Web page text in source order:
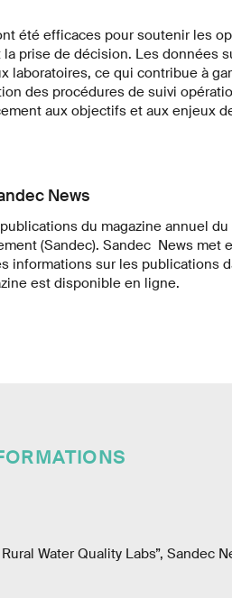
été efficaces pour soutenir les
prise de décision. Les données
laboratoires, ce qui contribue à
des procédures de suivi
aux objectifs et aux enjeux
News
du magazine annuel
(Sandec). Sandec News met
informations sur les publications
est disponible en ligne.
Water Quality Labs”, Sandec